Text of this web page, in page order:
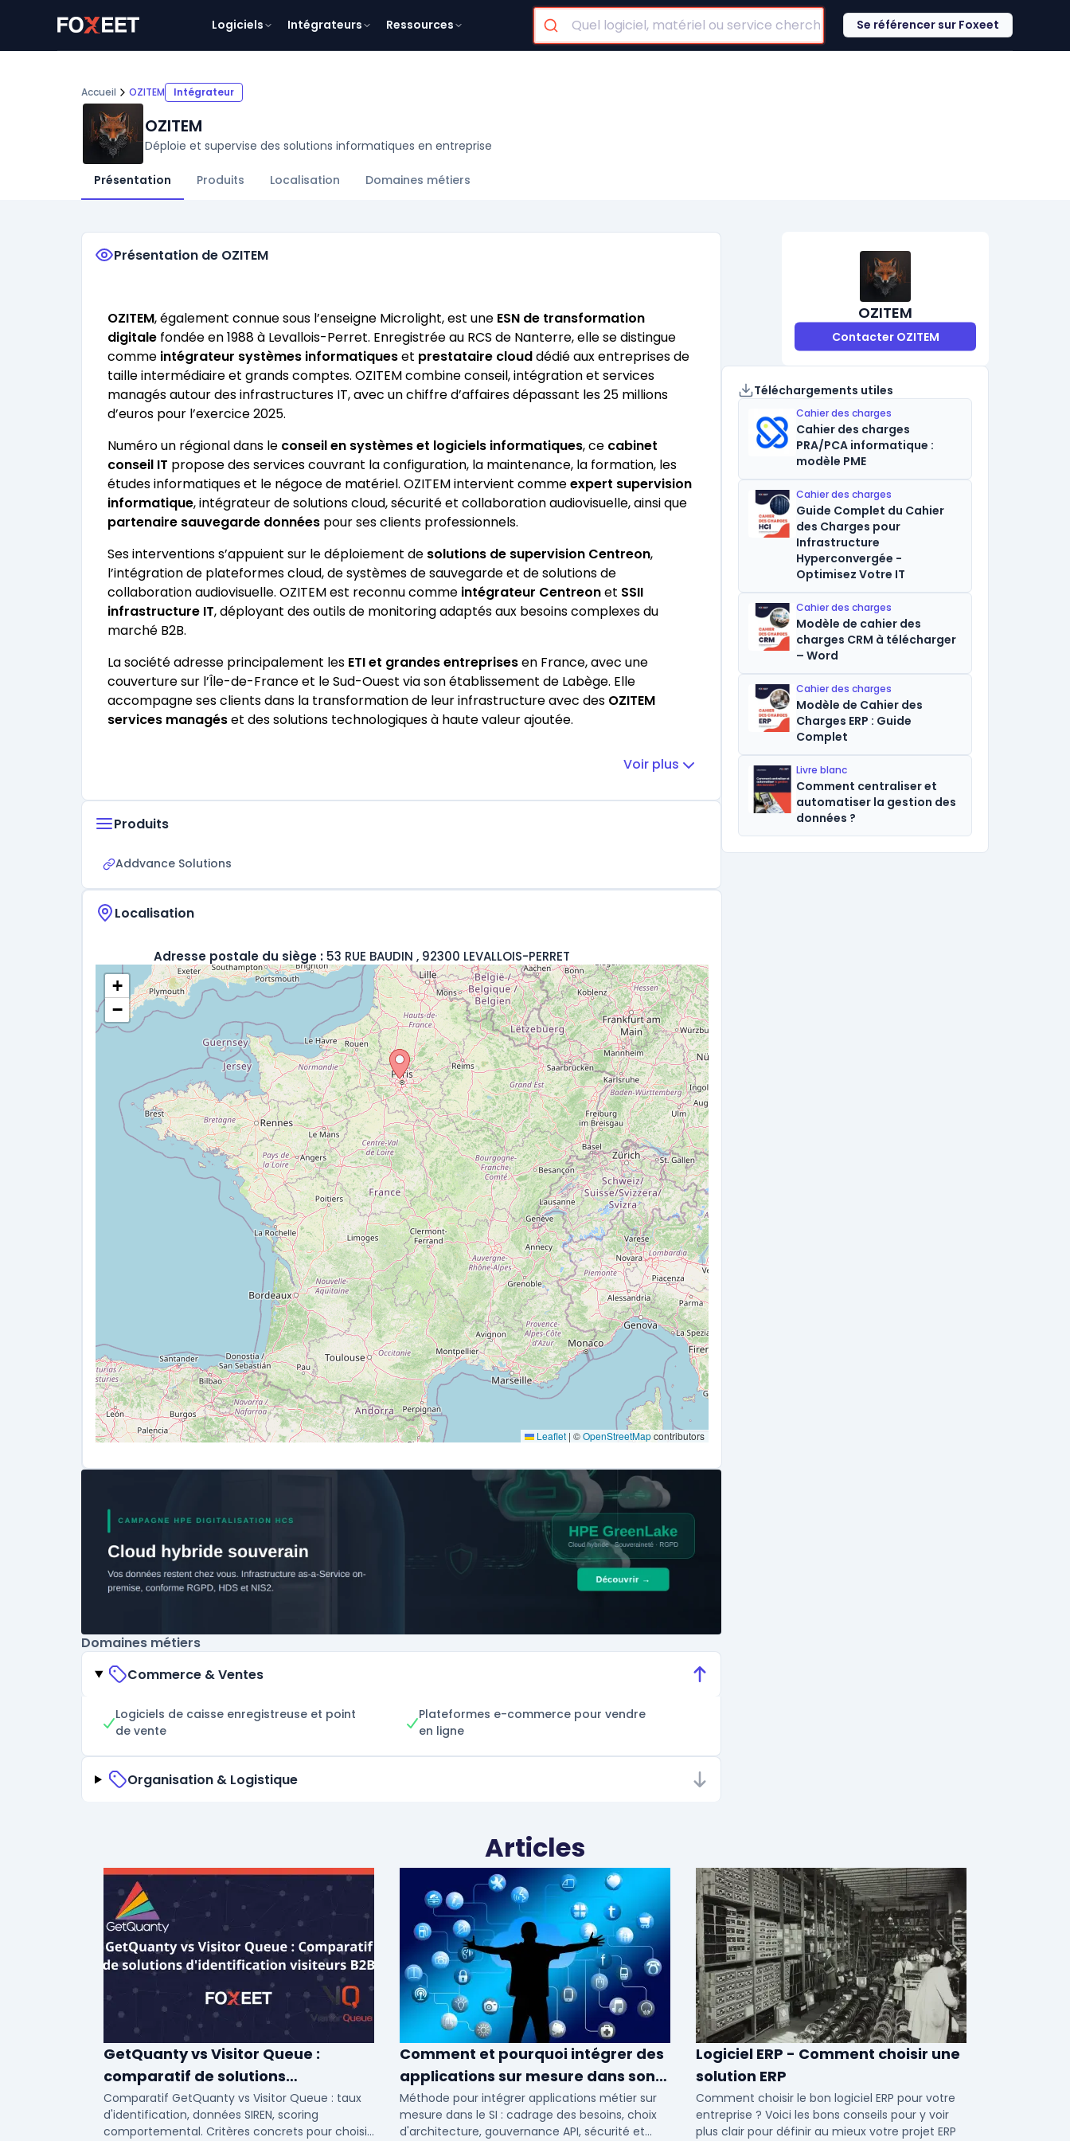
Logiciels Intégrateurs Ressources Se référencer sur Foxeet
Accueil OZITEM Intégrateur
OZITEM
Déploie et supervise des solutions informatiques en entreprise
Présentation Produits Localisation Domaines métiers
OZITEM
Contacter OZITEM
Téléchargements utiles
Cahier des charges
Cahier des charges
PRA/PCA informatique :
modèle PME
Cahier des charges
Guide Complet du Cahier
des Charges pour
Infrastructure
Hyperconvergée -
Optimisez Votre IT
Cahier des charges
Modèle de cahier des
charges CRM à télécharger
– Word
Cahier des charges
Modèle de Cahier des
Charges ERP : Guide
Complet
Livre blanc
Comment centraliser et
automatiser la gestion des
données ?
Présentation de OZITEM
OZITEM, également connue sous l’enseigne Microlight, est une ESN de transformation
digitale fondée en 1988 à Levallois-Perret. Enregistrée au RCS de Nanterre, elle se distingue
comme intégrateur systèmes informatiqueset prestataire clouddédié aux entreprises de
taille intermédiaire et grands comptes. OZITEM combine conseil, intégration et services
managés autour des infrastructures IT, avec un chiffre d’affaires dépassant les 25 millions
d’euros pour l’exercice 2025.
Numéro un régional dans le conseil en systèmes et logiciels informatiques, ce cabinet
conseil IT propose des services couvrant la configuration, la maintenance, la formation, les
études informatiques et le négoce de matériel. OZITEM intervient commeexpert supervision
informatique, intégrateur de solutions cloud, sécurité et collaboration audiovisuelle, ainsi que
partenaire sauvegarde données pour ses clients professionnels.
Ses interventions s’appuient sur le déploiement de solutions de supervision Centreon,
l’intégration de plateformes cloud, de systèmes de sauvegarde et de solutions de
collaboration audiovisuelle. OZITEM est reconnu comme intégrateur Centreonet SSII
infrastructure IT, déployant des outils de monitoring adaptés aux besoins complexes du
marché B2B.
La société adresse principalement les ETI et grandes entreprisesen France, avec une
couverture sur l’Île-de-France et le Sud-Ouest via son établissement de Labège. Elle
accompagne ses clients dans la transformation de leur infrastructure avec des OZITEM
services managéset des solutions technologiques à haute valeur ajoutée.
Voir plus
Produits
Addvance Solutions
Localisation
Adresse postale du siège : 53 RUE BAUDIN , 92300 LEVALLOIS-PERRET
+
−
Leaflet | ©OpenStreetMapcontributors
Domaines métiers
Commerce & Ventes
Logiciels de caisse enregistreuse et point
de vente
Plateformes e-commerce pour vendre
en ligne
Organisation & Logistique
Articles
GetQuanty vs Visitor Queue :
comparatif de solutions
d'identification visiteurs B2B
Comparatif GetQuanty vs Visitor Queue : taux
d'identification, données SIREN, scoring
comportemental. Critères concrets pour choisir
Comment et pourquoi intégrer des
applications sur mesure dans son
SI ?
Méthode pour intégrer applications métier sur
mesure dans le SI : cadrage des besoins, choix
d'architecture, gouvernance API, sécurité et
Logiciel ERP - Comment choisir une
solution ERP
Comment choisir le bon logiciel ERP pour votre
entreprise ? Voici les bons conseils pour y voir
plus clair pour définir au mieux votre projet ERP